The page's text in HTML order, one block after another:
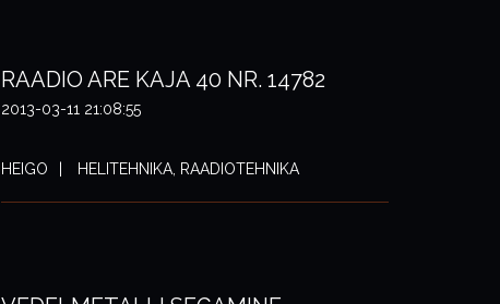
RAADIO ARE KAJA 40 NR. 14782
2013-03-11 21:08:55
HEIGO HELITEHNIKA, RAADIOTEHNIKA